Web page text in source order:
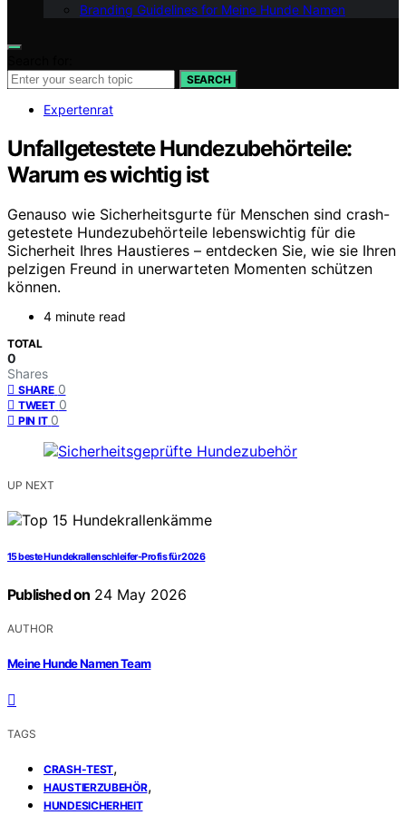
Branding Guidelines for Meine Hunde Namen
SEARCH
Expertenrat
Unfallgetestete Hundezubehörteile:
Warum es wichtig ist
Genauso wie Sicherheitsgurte für Menschen sind crash-
getestete Hundezubehörteile lebenswichtig für die
Sicherheit Ihres Haustieres – entdecken Sie, wie sie Ihren
pelzigen Freund in unerwarteten Momenten schützen
können.
4 minute read
TOTAL
0
Shares
SHARE 0
TWEET 0
PIN IT 0
UP NEXT
15 beste Hundekrallenschleifer-Profis für 2026
Published on 24 May 2026
AUTHOR
Meine Hunde Namen Team
TAGS
CRASH-TEST,
HAUSTIERZUBEHÖR,
HUNDESICHERHEIT